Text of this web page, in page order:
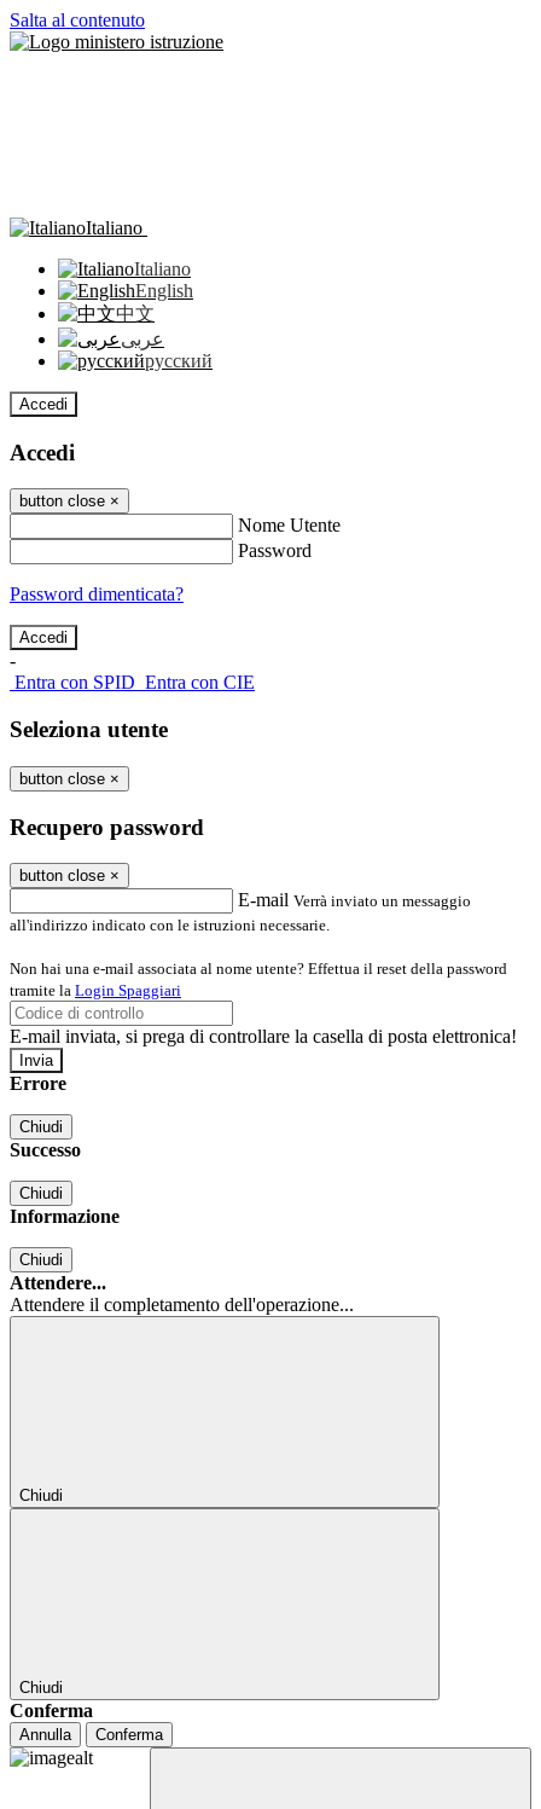
Salta al contenuto
Italiano
Italiano
English
中文
عربى
русский
Accedi
Accedi
button close ×
Nome Utente
Password
Password dimenticata?
-
Entra con SPID Entra con CIE
Seleziona utente
button close ×
Recupero password
button close ×
E-mail Verrà inviato un messaggio
all'indirizzo indicato con le istruzioni necessarie.
Non hai una e-mail associata al nome utente? Effettua il reset della password
tramite la Login Spaggiari
E-mail inviata, si prega di controllare la casella di posta elettronica!
Errore
Chiudi
Successo
Chiudi
Informazione
Chiudi
Attendere...
Attendere il completamento dell'operazione...
Chiudi
Chiudi
Conferma
Annulla Conferma